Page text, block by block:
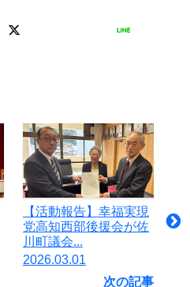
【活動報告】幸福実現
党高知西部後援会が佐
川町議会...
2026.03.01
次の記事